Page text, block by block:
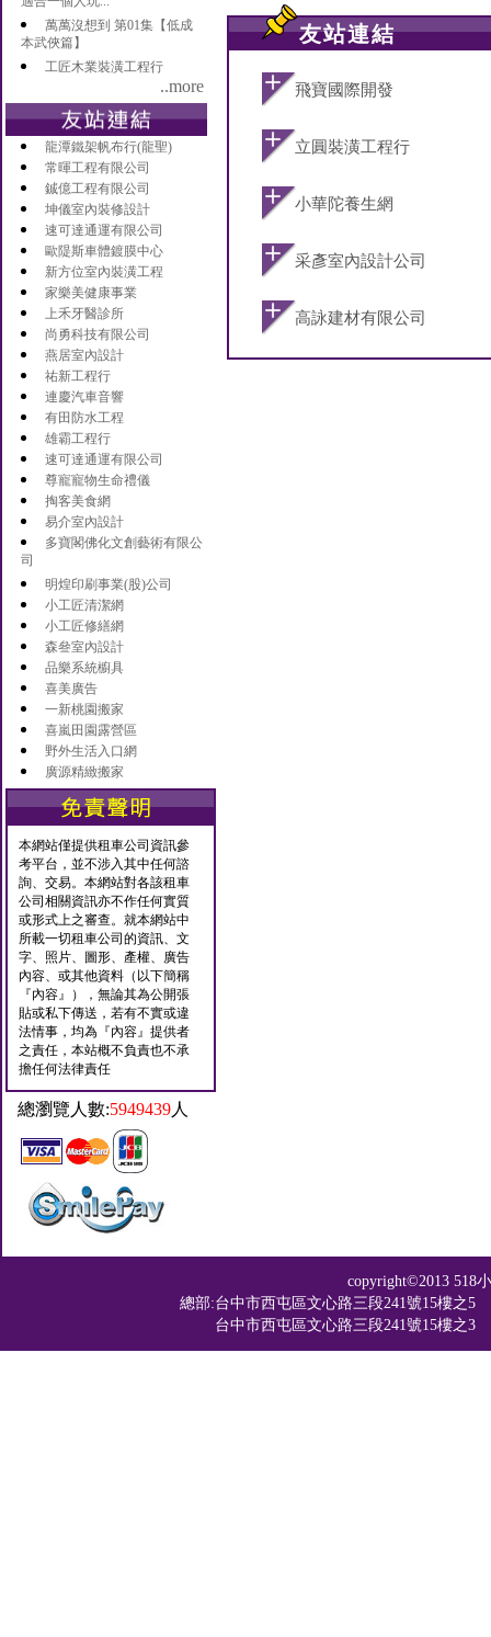
萬萬沒想到 第01集【低成
本武俠篇】
工匠木業裝潢工程行
..more
龍潭鐵架帆布行(龍聖)
常暉工程有限公司
鋮億工程有限公司
坤儀室內裝修設計
速可達通運有限公司
歐隄斯車體鍍膜中心
新方位室內裝潢工程
家樂美健康事業
上禾牙醫診所
尚勇科技有限公司
燕居室內設計
祐新工程行
連慶汽車音響
有田防水工程
雄霸工程行
速可達通運有限公司
尊寵寵物生命禮儀
掏客美食網
易介室內設計
多寶閣佛化文創藝術有限公
司
明煌印刷事業(股)公司
小工匠清潔網
小工匠修繕網
森叄室內設計
品樂系統櫥具
喜美廣告
一新桃園搬家
喜嵐田園露營區
野外生活入口網
廣源精緻搬家
本網站僅提供租車公司資訊參
考平台，並不涉入其中任何諮
詢、交易。本網站對各該租車
公司相關資訊亦不作任何實質
或形式上之審查。就本網站中
所載一切租車公司的資訊、文
字、照片、圖形、產權、廣告
內容、或其他資料（以下簡稱
『內容』），無論其為公開張
貼或私下傳送，若有不實或違
法情事，均為『內容』提供者
之責任，本站概不負責也不承
擔任何法律責任
總瀏覽人數:5949439人
友站連結
飛寶國際開發
立圓裝潢工程行
小華陀養生網
采彥室內設計公司
高詠建材有限公司
copyright©2013
總部:台中市西屯區文心路三段241號15樓之5
台中市西屯區文心路三段241號15樓之